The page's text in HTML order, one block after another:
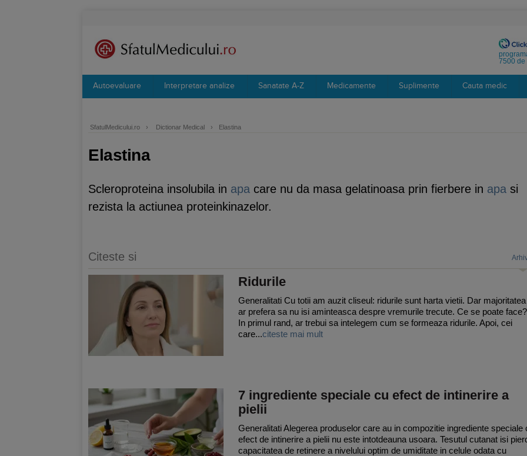
7500 de
Autoevaluare Interpretare analize Sanatate A-Z Medicamente Suplimente Cauta medic
SfatulMedicului.ro › Dictionar Medical › Elastina
Elastina
Scleroproteina insolubila in apa care nu da masa gelatinoasa prin fierbere in apa si
rezista la actiunea proteinkinazelor.
Citeste si
Ridurile
Generalitati Cu totii am auzit cliseul: ridurile sunt harta vietii. Dar majoritatea
ar prefera sa nu isi aminteasca despre vremurile trecute. Ce se poate face?
In primul rand, ar trebui sa intelegem cum se formeaza ridurile. Apoi, cei
care...citeste mai mult
7 ingrediente speciale cu efect de intinerire a
pielii
Generalitati Alegerea produselor care au in compozitie ingrediente speciale
efect de intinerire a pielii nu este intotdeauna usoara. Tesutul cutanat isi
capacitatea de retinere a nivelului optim de umiditate in celule odata cu